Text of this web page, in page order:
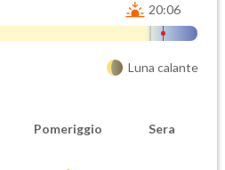
20:06
Luna calante
Pomeriggio Sera